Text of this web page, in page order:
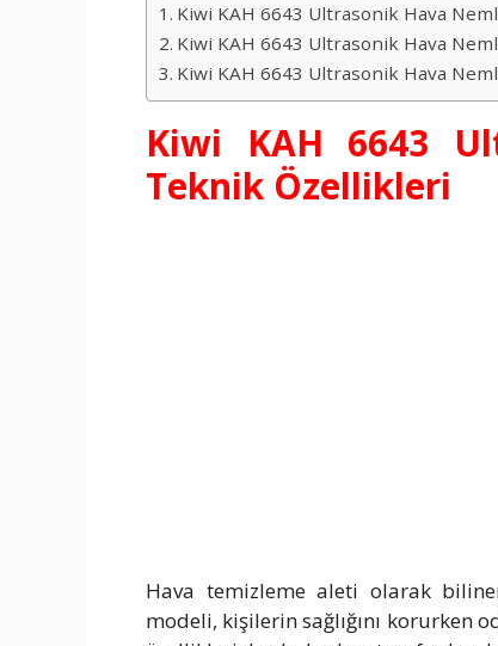
Kiwi KAH 6643 Ultrasonik Hava
Kiwi KAH 6643 Ultrasonik Hava
Kiwi KAH 6643 Ultrasonik Hava
Kiwi KAH 6643
Teknik Özellikleri
Hava temizleme aleti olarak
modeli, kişilerin sağlığını korurken